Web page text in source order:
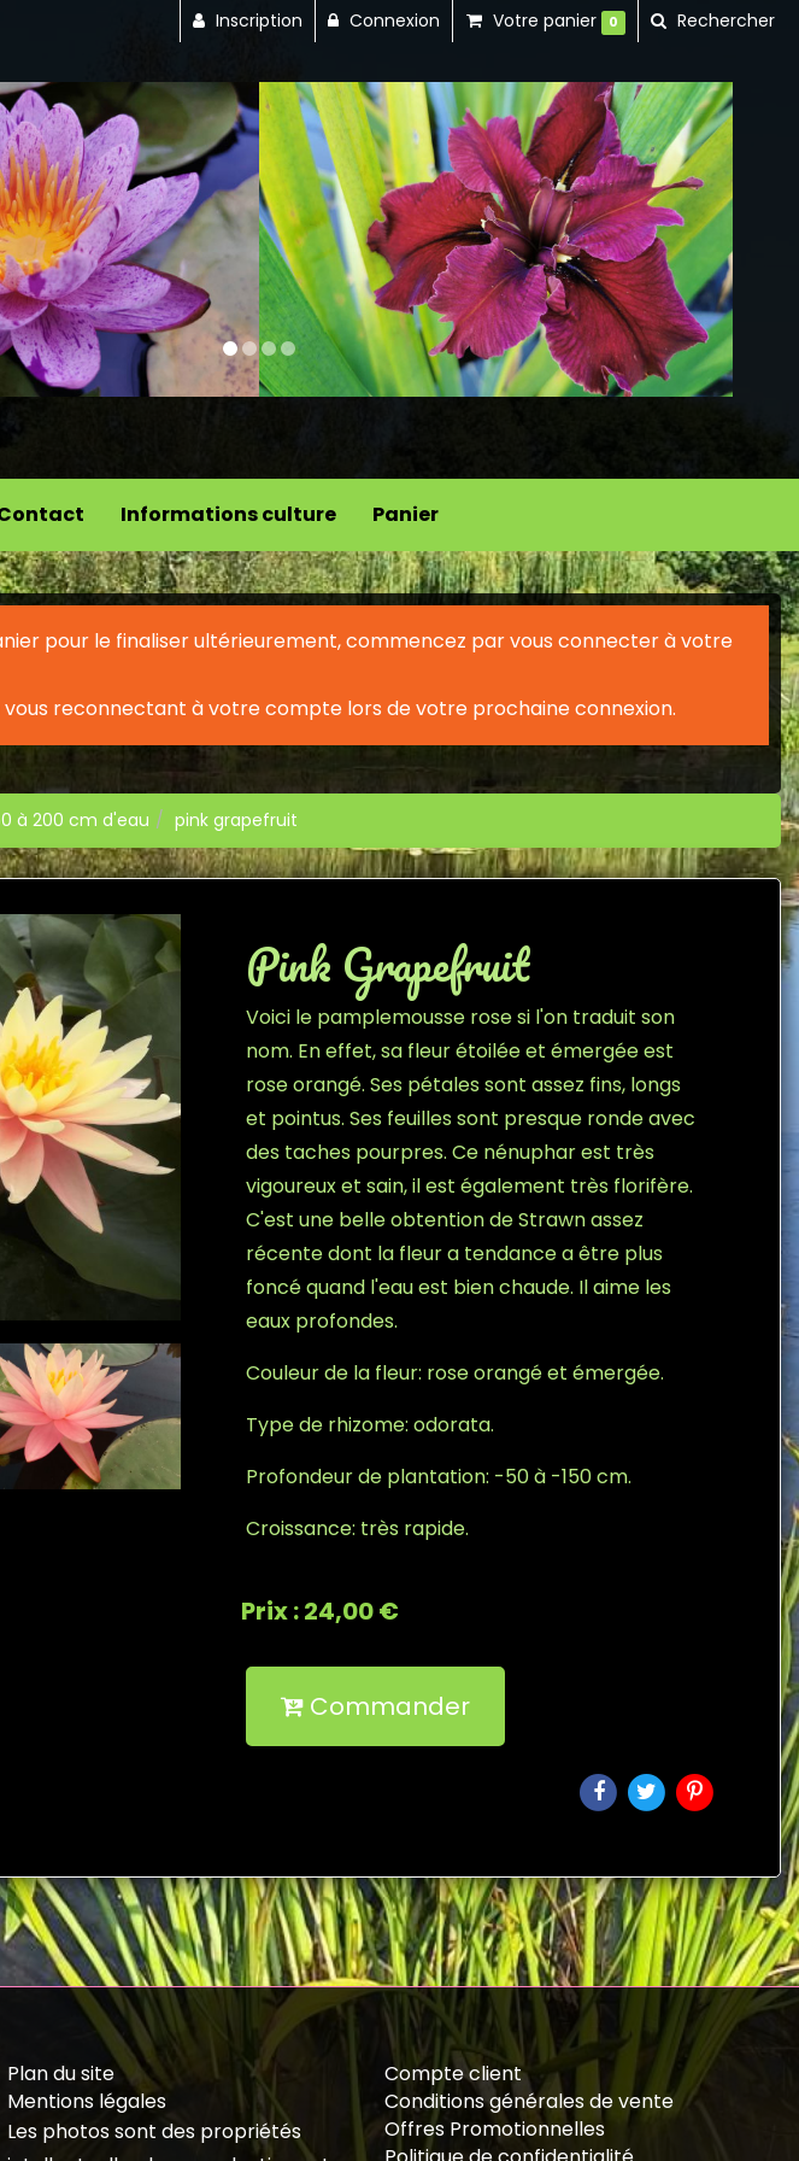
Next
Informations culture Panier
pour le finaliser ultérieurement, commencez par vous connecter à votre
reconnectant à votre compte lors de votre prochaine connexion.
à 200 cm d'eau pink grapefruit
Pink Grapefruit
Voici le pamplemousse rose si l'on traduit son
nom. En effet, sa fleur étoilée et émergée est
rose orangé. Ses pétales sont assez fins, longs
et pointus. Ses feuilles sont presque ronde avec
des taches pourpres. Ce nénuphar est très
vigoureux et sain, il est également très florifère.
C'est une belle obtention de Strawn assez
récente dont la fleur a tendance a être plus
foncé quand l'eau est bien chaude. Il aime les
eaux profondes.
Couleur de la fleur: rose orangé et émergée.
Type de rhizome: odorata.
Profondeur de plantation: -50 à -150 cm.
Croissance: très rapide.
Prix : 24,00 €
Commander
Inscription Connexion Votre panier 0 Rechercher
Plan du site
Mentions légales
Les photos sont des propriétés
Compte client
Conditions générales de vente
Offres Promotionnelles